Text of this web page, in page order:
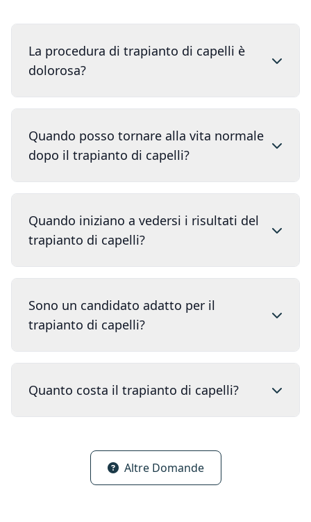
La procedura di trapianto di capelli è
dolorosa?
Quando posso tornare alla vita normale
dopo il trapianto di capelli?
Quando iniziano a vedersi i risultati del
trapianto di capelli?
Sono un candidato adatto per il
trapianto di capelli?
Quanto costa il trapianto di capelli?
Altre Domande